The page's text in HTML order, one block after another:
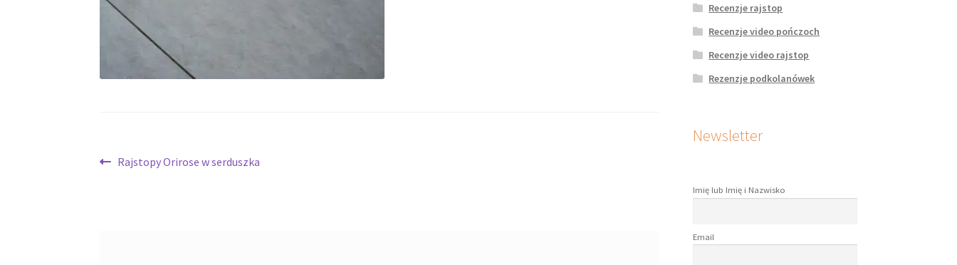
Nawigacja
Poprzedni
Rajstopy Orirose w serduszka
Recenzje rajstop
Recenzje video pończoch
Recenzje video rajstop
Rezenzje podkolanówek
Newsletter
Imię lub Imię i Nazwisko
Email